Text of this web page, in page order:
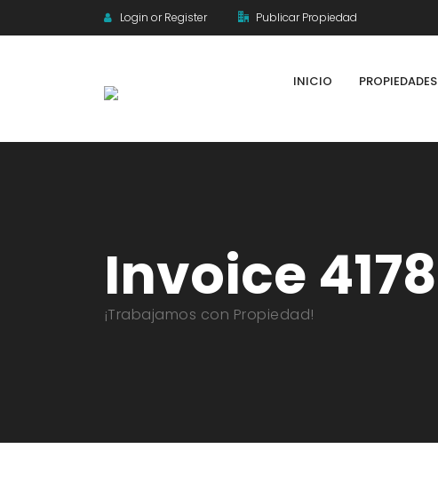
Login or Register Publicar Propiedad
INICIO PROPIEDADES
Invoice 4178
¡Trabajamos con Propiedad!